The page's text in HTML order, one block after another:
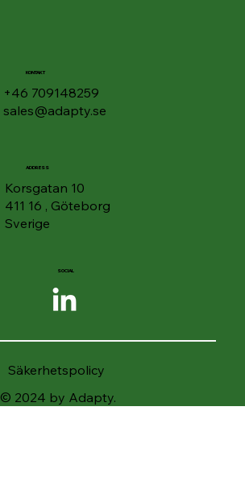
KONTAKT
+46 709148259
sales@adapty.se
ADDRESS
Korsgatan 10
411 16 , Göteborg
Sverige
SOCIAL
© 2024 by Adapty.
Säkerhetspolicy